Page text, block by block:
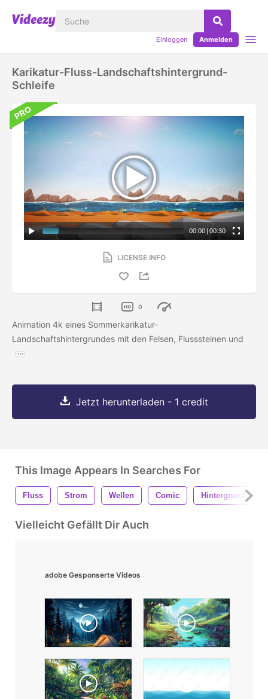
Einloggen Anmelden
Karikatur-Fluss-Landschaftshintergrund-
Schleife
00:00 | 00:30
LICENSE INFO
0
Animation 4k eines Sommerkarikatur-
Landschaftshintergrundes mit den Felsen, Flusssteinen und
Jetzt herunterladen - 1 credit
This Image Appears In Searches For
Fluss Strom Wellen Comic Hintergrund
Vielleicht Gefällt Dir Auch
adobe Gesponserte Videos